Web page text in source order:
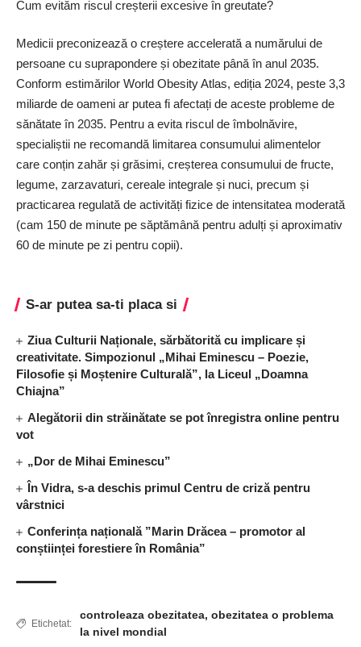
Cum evităm riscul creșterii excesive în greutate?
Medicii preconizează o creștere accelerată a numărului de
persoane cu suprapondere și obezitate până în anul 2035.
Conform estimărilor World Obesity Atlas, ediția 2024, peste 3,3
miliarde de oameni ar putea fi afectați de aceste probleme de
sănătate în 2035. Pentru a evita riscul de îmbolnăvire,
specialiștii ne recomandă limitarea consumului alimentelor
care conțin zahăr și grăsimi, creșterea consumului de fructe,
legume, zarzavaturi, cereale integrale și nuci, precum și
practicarea regulată de activități fizice de intensitatea moderată
(cam 150 de minute pe săptămână pentru adulți și aproximativ
60 de minute pe zi pentru copii).
S-ar putea sa-ti placa si
Ziua Culturii Naționale, sărbătorită cu implicare și
creativitate. Simpozionul „Mihai Eminescu – Poezie,
Filosofie și Moștenire Culturală”, la Liceul „Doamna
Chiajna”
Alegătorii din străinătate se pot înregistra online pentru
vot
„Dor de Mihai Eminescu”
În Vidra, s-a deschis primul Centru de criză pentru
vârstnici
Conferința națională ”Marin Drăcea – promotor al
conștiinței forestiere în România”
Etichetat:
controleaza obezitatea, obezitatea o problema
la nivel mondial